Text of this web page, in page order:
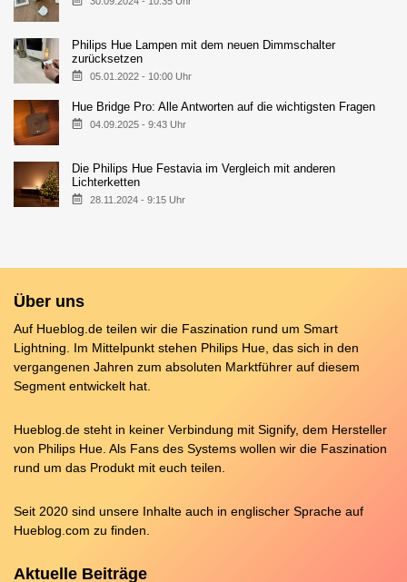
Philips Hue Lampen mit dem neuen Dimmschalter
zurücksetzen
05.01.2022 - 10:00 Uhr
Hue Bridge Pro: Alle Antworten auf die wichtigsten Fragen
04.09.2025 - 9:43 Uhr
Die Philips Hue Festavia im Vergleich mit anderen
Lichterketten
28.11.2024 - 9:15 Uhr
Über uns
Auf Hueblog.de teilen wir die Faszination rund um Smart
Lightning. Im Mittelpunkt stehen Philips Hue, das sich in den
vergangenen Jahren zum absoluten Marktführer auf diesem
Segment entwickelt hat.
Hueblog.de steht in keiner Verbindung mit Signify, dem Hersteller
von Philips Hue. Als Fans des Systems wollen wir die Faszination
rund um das Produkt mit euch teilen.
Seit 2020 sind unsere Inhalte auch in englischer Sprache auf
Hueblog.com zu finden.
Aktuelle Beiträge